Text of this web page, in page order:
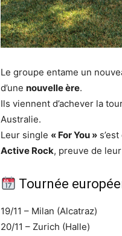
Le groupe entame un
d’une nouvelle ère.
Ils viennent d’achever la
Australie.
Leur single « For You »
Active Rock, preuve de
Tournée
19/11 – Milan (Alcatraz)
20/11 – Zurich (Halle)